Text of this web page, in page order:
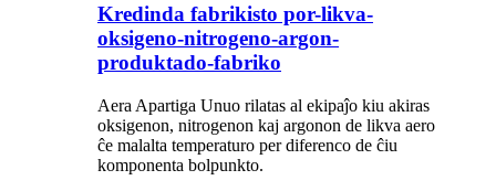
Kredinda fabrikisto por-likva-
oksigeno-nitrogeno-argon-
produktado-fabriko
Aera Apartiga Unuo rilatas al ekipaĵo kiu akiras
oksigenon, nitrogenon kaj argonon de likva aero
ĉe malalta temperaturo per diferenco de ĉiu
komponenta bolpunkto.